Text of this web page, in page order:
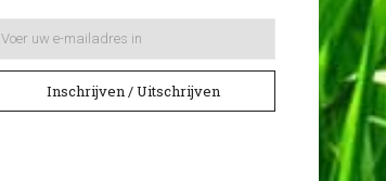
Inschrijven / Uitschrijven